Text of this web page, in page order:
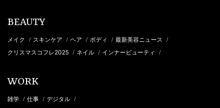
BEAUTY
メイク / スキンケア / ヘア / ボディ / 最新美容ニュース /
クリスマスコフレ2025 / ネイル / インナービューティ /
WORK
雑学 / 仕事 / デジタル /